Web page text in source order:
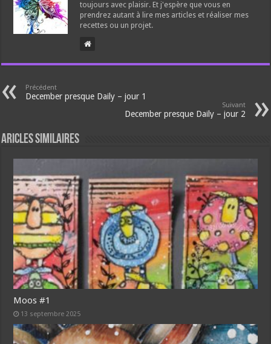
toujours avec plaisir. Et j'espère que vous en
prendrez autant à lire mes articles et réaliser mes
recettes ou un projet.
Précédent
December presque Daily – jour 1
Suivant
December presque Daily – jour 2
Aricles similaires
Moos #1
13 septembre 2025